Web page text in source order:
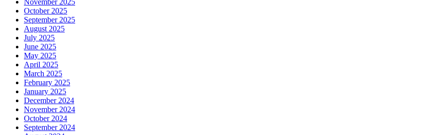
November 2025
October 2025
September 2025
August 2025
July 2025
June 2025
May 2025
April 2025
March 2025
February 2025
January 2025
December 2024
November 2024
October 2024
September 2024